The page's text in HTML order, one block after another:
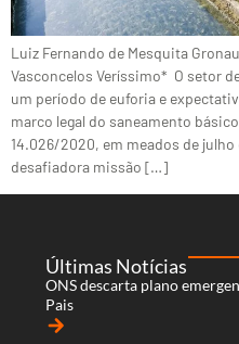
Luiz Fernando de Mesquita
Vasconcelos Veríssimo* O setor
um período de euforia e
marco legal do saneamento
14.026/2020, em meados de
desafiadora missão […]
Últimas Notícias
ONS descarta plano
Pais
arrow_forward